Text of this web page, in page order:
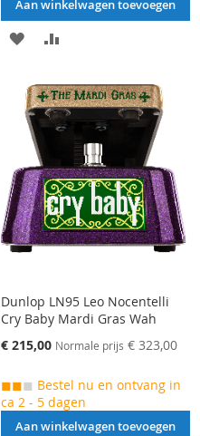
Aan winkelwagen toevoegen
AAN
TOEVOEGEN
OM
TE
VERGELIJKEN
Dunlop LN95 Leo Nocentelli
Cry Baby Mardi Gras Wah
Speciale
€ 215,00 Normale prijs € 323,00
◼◼◼ Bestel nu en ontvang in
ca 2 - 5 dagen
Aan winkelwagen toevoegen